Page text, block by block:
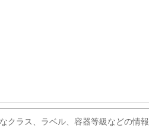
クラス、ラベル、容器等級などの情報